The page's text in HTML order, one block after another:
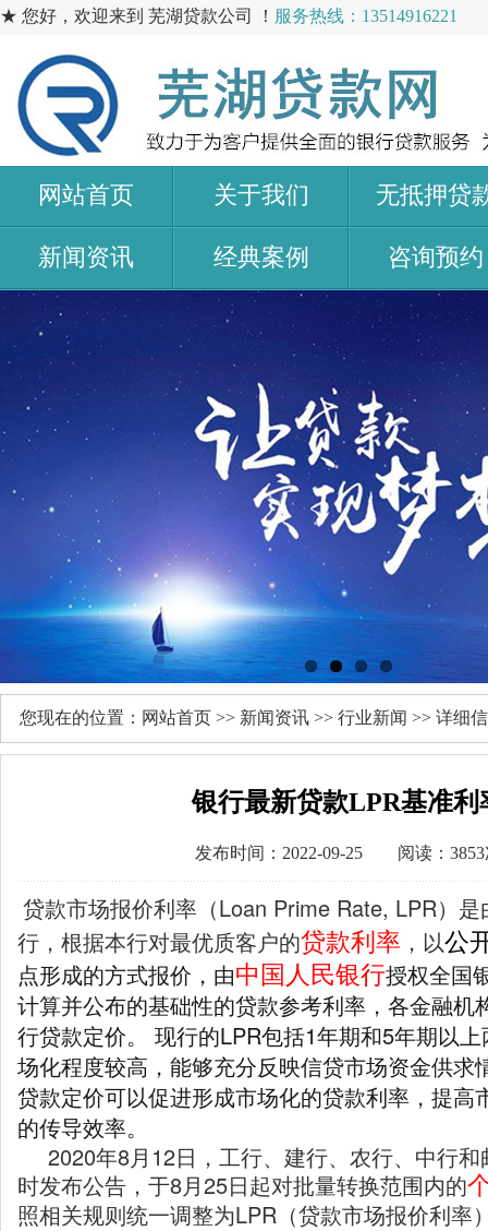
★ 您好，欢迎来到 芜湖贷款公司 ！ 服务热线：13514916221
网站首页 关于我们 无抵押贷
新闻资讯 经典案例 咨询预约
您现在的位置： 网站首页 >> 新闻资讯 >> 行业新闻 >> 详细
银行最新贷款LPR基准利
发布时间：2022-09-25 阅读：3853
贷款市场报价利率（Loan Prime Rate, LPR）
行，根据本行对最优质客户的贷款利率 ，以公
点形成的方式报价，由中国人民银行授权全国
计算并公布的基础性的贷款参考利率，各金融机
行贷款定价。 现行的LPR包括1年期和5年期以
场化程度较高，能够充分反映信贷市场资金供求
贷款定价可以促进形成市场化的贷款利率，提高
的传导效率。
2020年8月12日，工行、建行、农行、中行
时发布公告，于8月25日起对批量转换范围内的
照相关规则统一调整为LPR（贷款市场报价利率